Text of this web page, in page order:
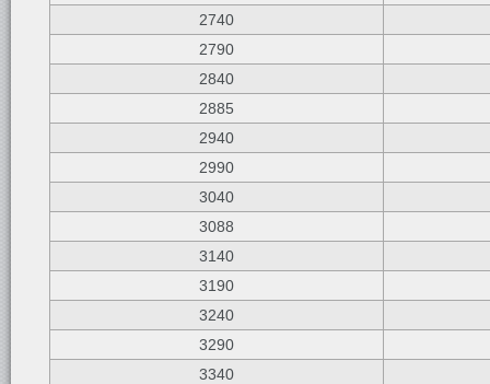
2740
2790
2840
2885
2940
2990
3040
3088
3140
3190
3240
3290
3340